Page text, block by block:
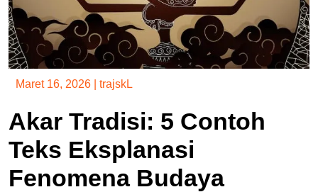
Maret 16, 2026 trajskL
Akar Tradisi: 5 Contoh
Teks Eksplanasi
Fenomena Budaya